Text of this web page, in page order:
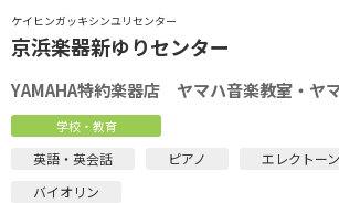
ケイヒンガッキシンユリセンター
京浜楽器新ゆりセンター
YAMAHA特約楽器店 ヤマハ音楽教室・ヤ
学校・教育
英語・英会話 ピアノ エレクトーン
バイオリン